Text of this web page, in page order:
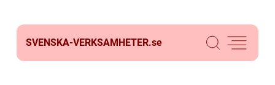
SVENSKA-VERKSAMHETER.se